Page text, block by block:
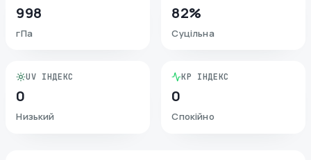
998
гПа
82%
Суцільна
UV ІНДЕКС
0
Низький
KP ІНДЕКС
0
Спокійно